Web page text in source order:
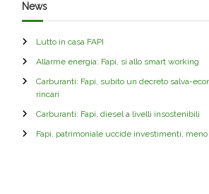
News
Lutto in casa FAPI
Allarme energia: Fapi, si allo smart working
Carburanti: Fapi, subito un decreto salva-
rincari
Carburanti: Fapi, diesel a livelli insostenibili
Fapi, patrimoniale uccide investimenti,